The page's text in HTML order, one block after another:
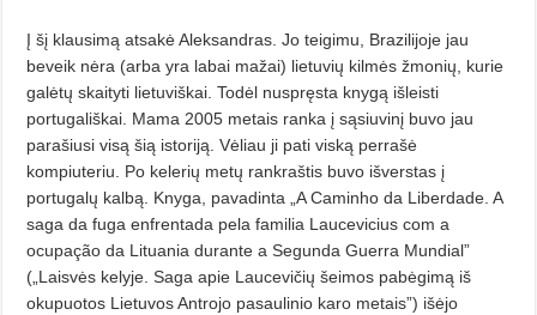
Į šį klausimą atsakė Aleksandras. Jo teigimu, Brazilijoje jau
beveik nėra (arba yra labai mažai) lietuvių kilmės žmonių, kurie
galėtų skaityti lietuviškai. Todėl nuspręsta knygą išleisti
portugališkai. Mama 2005 metais ranka į sąsiuvinį buvo jau
parašiusi visą šią istoriją. Vėliau ji pati viską perrašė
kompiuteriu. Po kelerių metų rankraštis buvo išverstas į
portugalų kalbą. Knyga, pavadinta „A Caminho da Liberdade. A
saga da fuga enfrentada pela familia Laucevicius com a
ocupação da Lituania durante a Segunda Guerra Mundial”
(„Laisvės kelyje. Saga apie Laucevičių šeimos pabėgimą iš
okupuotos Lietuvos Antrojo pasaulinio karo metais”) išėjo